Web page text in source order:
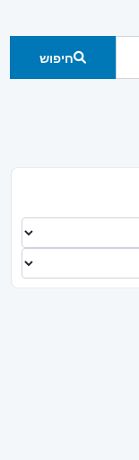
חיפוש